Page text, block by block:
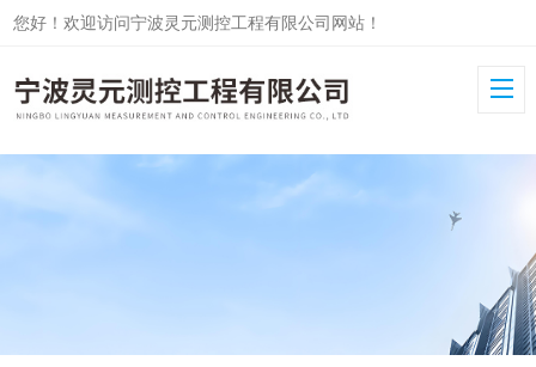
您好！欢迎访问宁波灵元测控工程有限公司网站！